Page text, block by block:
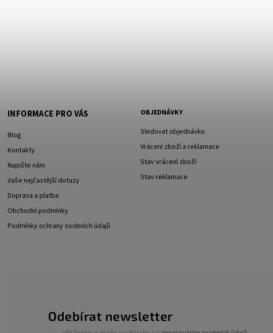
INFORMACE PRO VÁS
Blog
Kontakty
Napište nám
Vaše nejčastější dotazy
Doprava a platba
Obchodní podmínky
Podmínky ochrany osobních údajů
OBJEDNÁVKY
Sledovat objednávku
Vrácení zboží a reklamace
Stav vrácení zboží
Stav reklamace
Odebírat newsletter